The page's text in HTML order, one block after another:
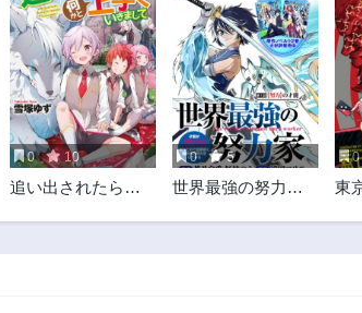
0 10
追い出されたら、
0 5
世界最強の努力家 ~
規格外の努力をし
0
東